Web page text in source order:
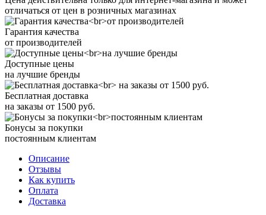
отличаться от цен в розничных магазинах
Гарантия качества
от производителей
Доступные цены
на лучшие бренды
Бесплатная доставка
на заказы от 1500 руб.
Бонусы за покупки
постоянным клиентам
Описание
Отзывы
Как купить
Оплата
Доставка